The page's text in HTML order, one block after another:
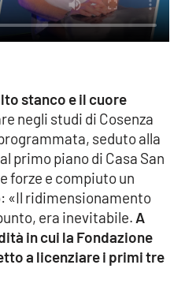
stanco e il cuore
negli studi di Cosenza
seduto alla
primo piano di Casa San
forze e compiuto un
«Il ridimensionamento
era inevitabile. A
in cui la Fondazione
a licenziare i primi tre